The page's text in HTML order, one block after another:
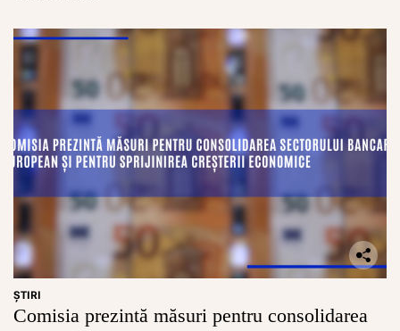
ŞTIRI
Comisia prezintă măsuri pentru consolidarea